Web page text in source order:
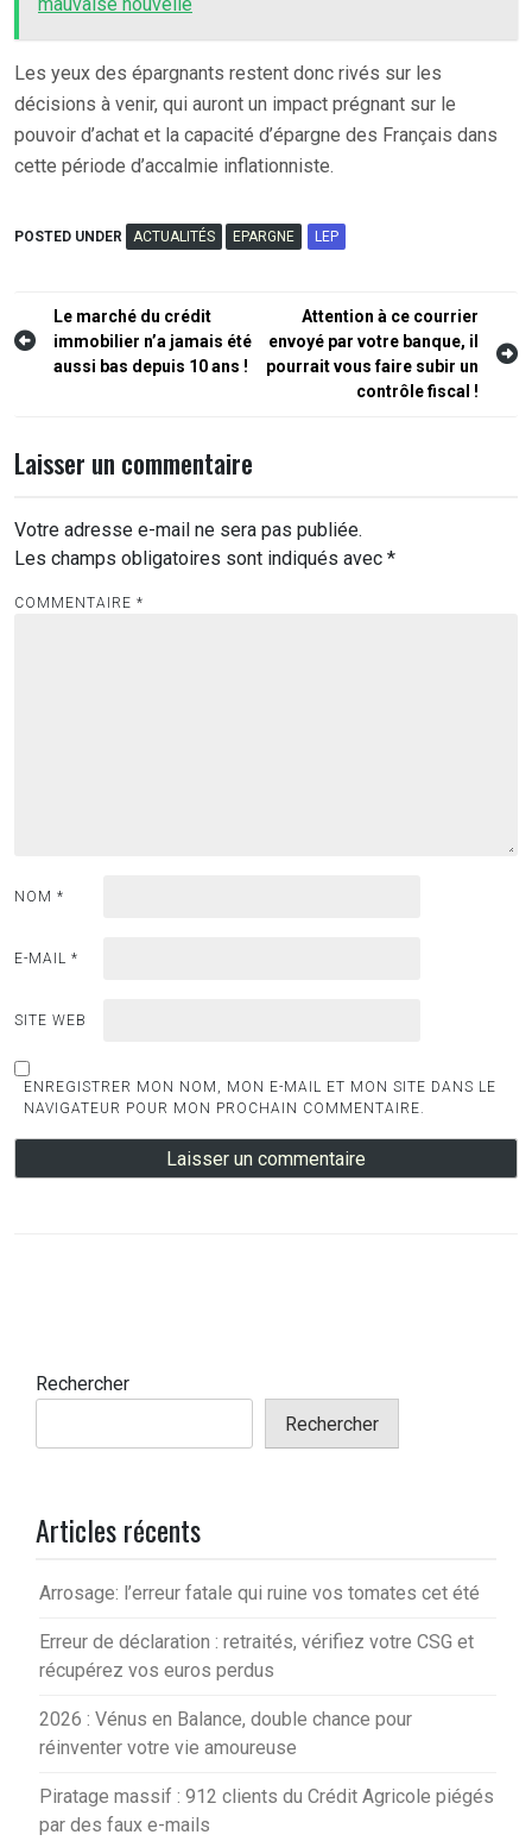
Les yeux des épargnants restent donc rivés sur les
décisions à venir, qui auront un impact prégnant sur le
pouvoir d’achat et la capacité d’épargne des Français dans
cette période d’accalmie inflationniste.
POSTED UNDER ACTUALITÉS EPARGNE LEP
Navigation
de
Le marché du crédit
immobilier n’a jamais été
aussi bas depuis 10 ans !
Attention à ce courrier
envoyé par votre banque, il
pourrait vous faire subir un
contrôle fiscal !
Laisser un commentaire
Votre adresse e-mail ne sera pas publiée.
Les champs obligatoires sont indiqués avec *
COMMENTAIRE *
NOM *
E-MAIL *
SITE WEB
ENREGISTRER MON NOM, MON E-MAIL ET MON SITE DANS LE
NAVIGATEUR POUR MON PROCHAIN COMMENTAIRE.
Rechercher
Rechercher
Articles récents
Arrosage: l’erreur fatale qui ruine vos tomates cet été
Erreur de déclaration : retraités, vérifiez votre CSG et
récupérez vos euros perdus
2026 : Vénus en Balance, double chance pour
réinventer votre vie amoureuse
Piratage massif : 912 clients du Crédit Agricole piégés
par des faux e-mails